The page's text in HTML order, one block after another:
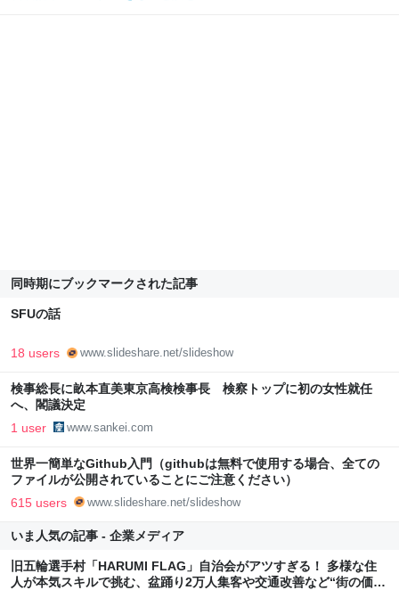
同時期にブックマークされた記事
SFUの話
18 users www.slideshare.net/slideshow
検事総長に畝本直美東京高検検事長 検察トップに初の女性就任
へ、閣議決定
1 user www.sankei.com
世界一簡単なGithub入門（githubは無料で使用する場合、全ての
ファイルが公開されていることにご注意ください）
615 users www.slideshare.net/slideshow
いま人気の記事 - 企業メディア
旧五輪選手村「HARUMI FLAG」自治会がアツすぎる！ 多様な住
人が本気スキルで挑む、盆踊り2万人集客や交通改善など“街の価値